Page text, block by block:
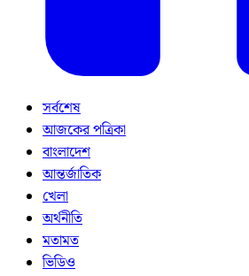
সর্বশেষ
আজকের পত্রিকা
বাংলাদেশ
আন্তর্জাতিক
খেলা
অর্থনীতি
মতামত
ভিডিও